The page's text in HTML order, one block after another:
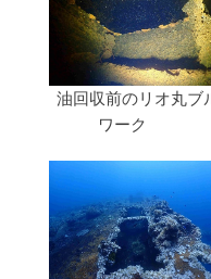
油回収前のリオ丸ブ
ワーク